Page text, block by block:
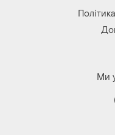
Ми